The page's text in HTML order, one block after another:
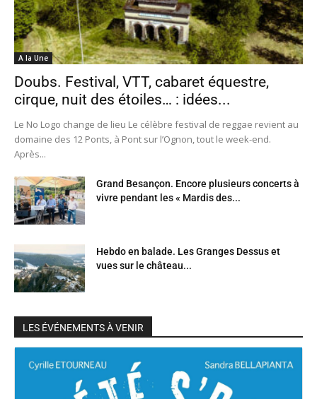
A la Une
Doubs. Festival, VTT, cabaret équestre,
cirque, nuit des étoiles… : idées...
Le No Logo change de lieu Le célèbre festival de reggae revient au
domaine des 12 Ponts, à Pont sur l’Ognon, tout le week-end.
Après...
Grand Besançon. Encore plusieurs concerts à
vivre pendant les « Mardis des...
Hebdo en balade. Les Granges Dessus et
vues sur le château...
LES ÉVÉNEMENTS À VENIR